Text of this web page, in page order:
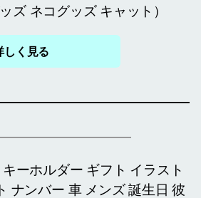
ズ ネコグッズ キャット）
しく見る
ーホルダー ギフト イラスト
ナンバー 車 メンズ 誕生日 彼